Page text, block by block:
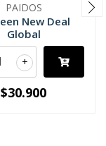
PAIDOS
New Deal
Global
+
$30.900